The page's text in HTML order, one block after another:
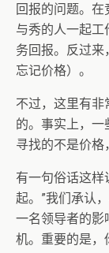
回报的问题。
与秀的人一起
务回报。反过
忘记价格）。
不过，这里有
的。事实上，
寻找的不是价格
有一句俗话这样
起。”我们承认
一名领导者的影
机。重要的是，